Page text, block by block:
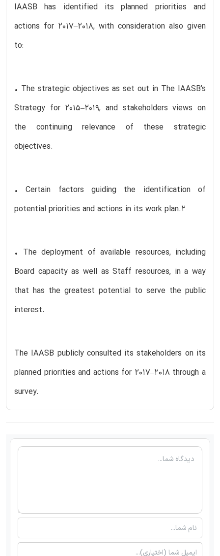
IAASB has identified its planned priorities and
actions for 2017–2018, with consideration also given
to:
• The strategic objectives as set out in The IAASB’s
Strategy for 2015–2019, and stakeholders views on
the continuing relevance of these strategic
objectives.
• Certain factors guiding the identification of
potential priorities and actions in its work plan.2
• The deployment of available resources, including
Board capacity as well as Staff resources, in a way
that has the greatest potential to serve the public
interest.
The IAASB publicly consulted its stakeholders on its
planned priorities and actions for 2017‒2018 through a
survey.